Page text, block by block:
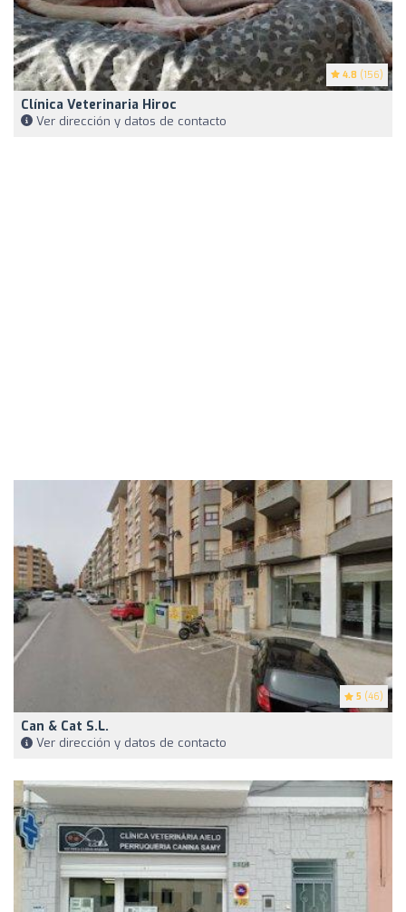
4.8 (156)
Clínica Veterinaria Hiroc
Ver dirección y datos de contacto
5 (46)
Can & Cat S.l.
Ver dirección y datos de contacto